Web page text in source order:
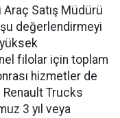
Satış Müdürü
değerlendirmeyi
filolar için toplam
hizmetler de
Renault Trucks
3 yıl veya